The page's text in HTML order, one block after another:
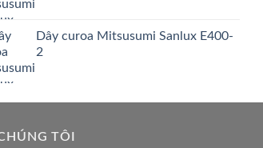
Dây curoa Mitsusumi Sanlux E400-
2
TÔI